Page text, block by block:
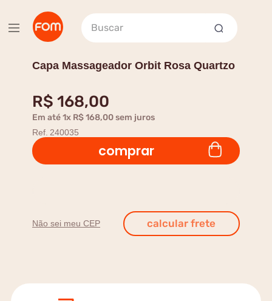
Buscar
Capa Massageador Orbit Rosa Quartzo
R$ 168,00
Em até1x R$168,00sem juros
Ref. 240035
comprar
Não sei meu CEP